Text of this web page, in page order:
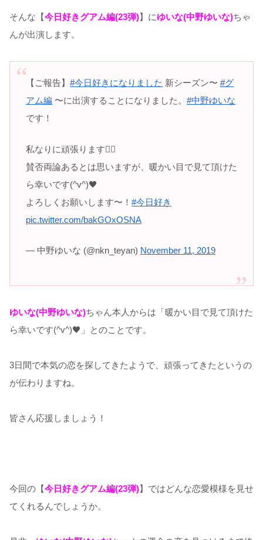
そんな【今日好きグアム編(23弾)】にゆいな(中野ゆいな)ちゃ
んが出演します。
【ご報告】 #今日好きになりました 新シーズン〜 #グ
アム編 〜に出演することになりました。 #中野ゆいな
です！
私なりに頑張ります✊🏻
賛否両論あるとは思いますが、暖かい目で見て頂けた
ら幸いです(^v^)🖤
よろしくお願いします〜！ #今日好き
pic.twitter.com/bakGOxOSNA
— 中野ゆいな (@nkn_teyan) November 11, 2019
ゆいな(中野ゆいな)ちゃん本人からは「暖かい目で見て頂けた
ら幸いです(^v^)🖤」とのことです。
3日間で本気の恋を探してきたようで、頑張ってきたというの
が伝わりますね。
皆さん応援しましょう！
今回の【今日好きグアム編(23弾)】ではどんな恋愛模様を見せ
てくれるんでしょうか。